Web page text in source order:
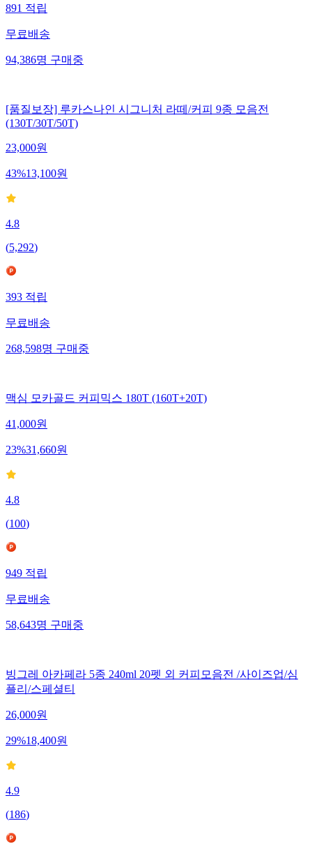
891 적립
무료배송
94,386명 구매중
[품질보장] 루카스나인 시그니처 라떼/커피 9종 모음전
(130T/30T/50T)
23,000원
43%13,100원
4.8
(5,292)
393 적립
무료배송
268,598명 구매중
맥심 모카골드 커피믹스 180T (160T+20T)
41,000원
23%31,660원
4.8
(100)
949 적립
무료배송
58,643명 구매중
빙그레 아카페라 5종 240ml 20펫 외 커피모음전 /사이즈업/심
플리/스페셜티
26,000원
29%18,400원
4.9
(186)